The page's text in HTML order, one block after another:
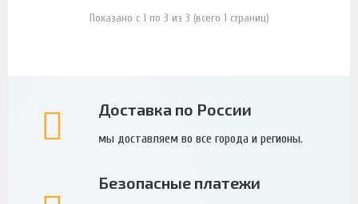
Показано с 1 по 3 из 3 (всего 1 страниц)
Доставка по России
мы доставляем во все города и регионы.
Безопасные платежи